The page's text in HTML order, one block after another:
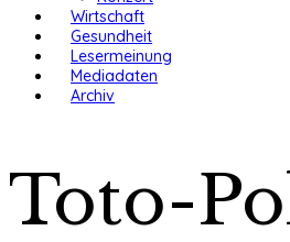
Wirtschaft
Gesundheit
Lesermeinung
Mediadaten
Archiv
Toto-